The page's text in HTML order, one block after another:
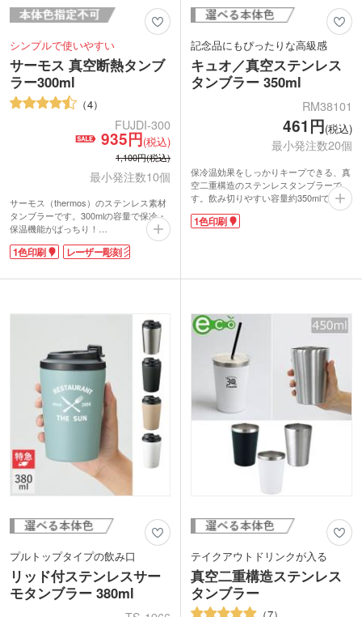
シンプルで使いやすい
サーモス 真空断熱タンブ
ラー300ml
4
FUJDI-300
935円(税込)
1,100円(税込)
最小発注数10個
サーモス（thermos）のステンレス素材
タンブラーです。300mlの容量で保冷・
保温機能がばっちり！
サーモス 真空断熱タンブラー300mlは名
入れ印刷が可能です。イラストやロゴを
ラーを作成できます。高級感を持たせた
1色印刷 レーザー彫刻
記念品にもぴったりな高級感
キュオ／真空ステンレス
タンブラー 350ml
RM38101
461円(税込)
最小発注数20個
保冷温効果をしっかりキープできる、真
空二重構造のステンレスタンブラーで
す。飲み切りやすい容量約350mlで、大
きめの氷も入れやすい広めの口径。ホー
ルドしやすい形状と落ち着いたカラーで
対応しています。
1色印刷
プルトップタイプの飲み口
リッド付ステンレスサー
モタンブラー 380ml
テイクアウトドリンクが入る
真空二重構造ステンレス
タンブラー
7